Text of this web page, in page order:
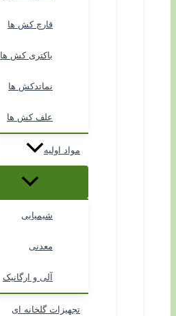
قارچ کش ها
باکتری کش ها
نماتدکش ها
علف کش ها
مواد اولیه
شیمیایی
معدنی
آلی و ارگانیک
تجهیزات گلخانه ای